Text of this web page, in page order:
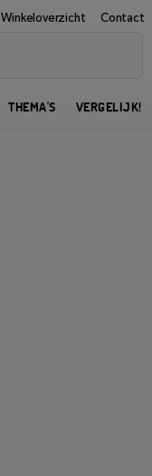
Winkeloverzicht Contact
VERGELIJK!
THEMA'S